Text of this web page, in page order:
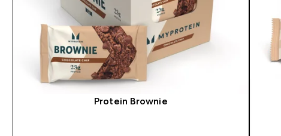
Protein Brownie